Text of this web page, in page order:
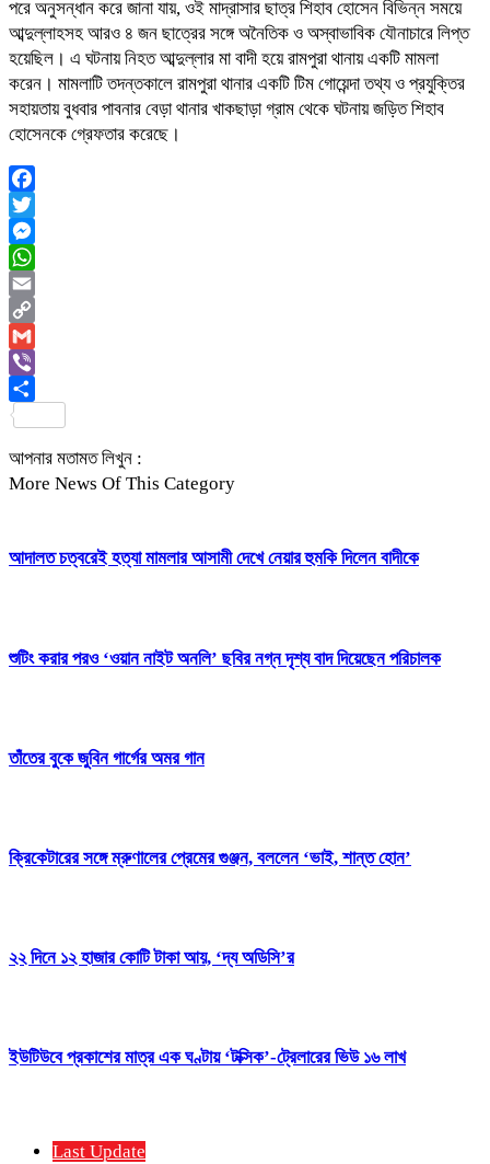
পরে অনুসন্ধান করে জানা যায়, ওই মাদ্রাসার ছাত্র শিহাব হোসেন বিভিন্ন সময়ে
আব্দুল্লাহসহ আরও ৪ জন ছাত্রের সঙ্গে অনৈতিক ও অস্বাভাবিক যৌনাচারে লিপ্ত
হয়েছিল। এ ঘটনায় নিহত আব্দুল্লার মা বাদী হয়ে রামপুরা থানায় একটি মামলা
করেন। মামলাটি তদন্তকালে রামপুরা থানার একটি টিম গোয়েন্দা তথ্য ও প্রযুক্তির
সহায়তায় বুধবার পাবনার বেড়া থানার খাকছাড়া গ্রাম থেকে ঘটনায় জড়িত শিহাব
হোসেনকে গ্রেফতার করেছে।
Facebook
Twitter
Messenger
WhatsApp
Email
Copy
Link
Gmail
Viber
আপনার মতামত লিখুন :
More News Of This Category
আদালত চত্বরেই হত্যা মামলার আসামী দেখে নেয়ার হুমকি দিলেন বাদীকে
শুটিং করার পরও ‘ওয়ান নাইট অনলি’ ছবির নগ্ন দৃশ্য বাদ দিয়েছেন পরিচালক
তাঁতের বুকে জুবিন গার্গের অমর গান
ক্রিকেটারের সঙ্গে ম্রুণালের প্রেমের গুঞ্জন, বললেন ‘ভাই, শান্ত হোন’
২২ দিনে ১২ হাজার কোটি টাকা আয়, ‘দ্য অডিসি’র
ইউটিউবে প্রকাশের মাত্র এক ঘণ্টায় ‘টক্সিক’-ট্রেলারের ভিউ ১৬ লাখ
Last Update